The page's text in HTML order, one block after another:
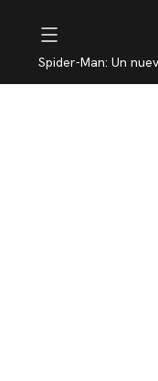
Spider-Man: Un